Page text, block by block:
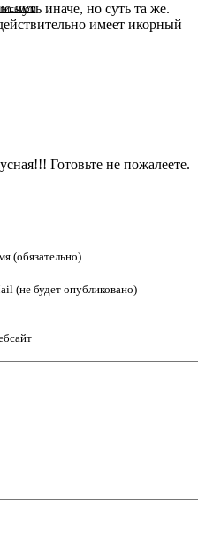
чуть иначе, но суть та же.
имеет икорный
Готовьте не пожалеете.
(обязательно)
(не будет опубликовано)